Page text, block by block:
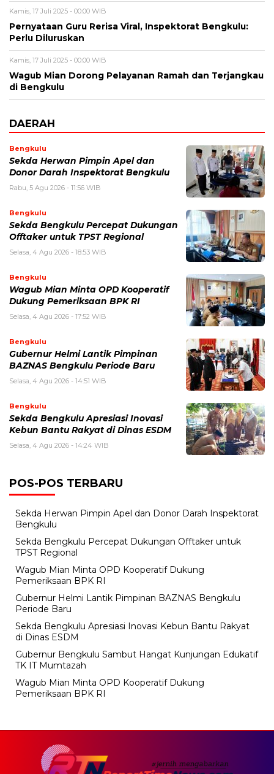
Kamis, 17 Juli 2025 - 00:00 WIB
Pernyataan Guru Rerisa Viral, Inspektorat Bengkulu:
Perlu Diluruskan
Kamis, 17 Juli 2025 - 00:00 WIB
Wagub Mian Dorong Pelayanan Ramah dan Terjangkau
di Bengkulu
DAERAH
Bengkulu
Sekda Herwan Pimpin Apel dan
Donor Darah Inspektorat Bengkulu
Rabu, 5 Agu 2026 - 11:56 WIB
Bengkulu
Sekda Bengkulu Percepat Dukungan
Offtaker untuk TPST Regional
Selasa, 4 Agu 2026 - 18:53 WIB
Bengkulu
Wagub Mian Minta OPD Kooperatif
Dukung Pemeriksaan BPK RI
Selasa, 4 Agu 2026 - 17:52 WIB
Bengkulu
Gubernur Helmi Lantik Pimpinan
BAZNAS Bengkulu Periode Baru
Selasa, 4 Agu 2026 - 14:51 WIB
Bengkulu
Sekda Bengkulu Apresiasi Inovasi
Kebun Bantu Rakyat di Dinas ESDM
Selasa, 4 Agu 2026 - 14:24 WIB
POS-POS TERBARU
Sekda Herwan Pimpin Apel dan Donor Darah Inspektorat
Bengkulu
Sekda Bengkulu Percepat Dukungan Offtaker untuk
TPST Regional
Wagub Mian Minta OPD Kooperatif Dukung
Pemeriksaan BPK RI
Gubernur Helmi Lantik Pimpinan BAZNAS Bengkulu
Periode Baru
Sekda Bengkulu Apresiasi Inovasi Kebun Bantu Rakyat
di Dinas ESDM
Gubernur Bengkulu Sambut Hangat Kunjungan Edukatif
TK IT Mumtazah
Wagub Mian Minta OPD Kooperatif Dukung
Pemeriksaan BPK RI